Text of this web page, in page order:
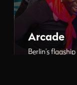
Arcade
Berlin’s